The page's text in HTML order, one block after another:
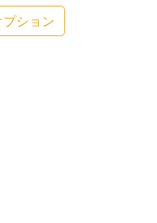
ション